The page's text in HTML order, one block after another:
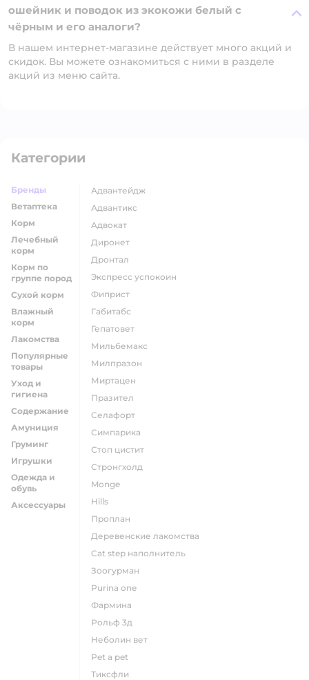
ошейник и поводок из экокожи белый с
чёрным и его аналоги?
В нашем интернет-магазине действует много акций и
скидок. Вы можете ознакомиться с ними в разделе
акций из меню сайта.
Категории
Бренды
Ветаптека
Корм
Лечебный
корм
Корм по
группе пород
Сухой корм
Влажный
корм
Лакомства
Популярные
товары
Уход и
гигиена
Содержание
Амуниция
Груминг
Игрушки
Одежда и
обувь
Аксессуары
адвантейдж
адвантикс
адвокат
диронет
дронтал
экспресс успокоин
фиприст
габитабс
гепатовет
мильбемакс
милпразон
миртацен
празител
селафорт
симпарика
стоп цистит
стронгхолд
monge
hills
проплан
деревенские лакомства
cat step наполнитель
зоогурман
purina one
фармина
рольф 3д
неболин вет
pet a pet
тиксфли